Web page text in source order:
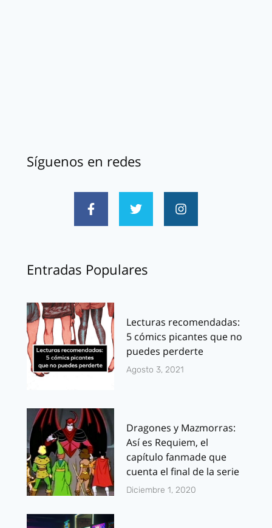
Síguenos en redes
Entradas Populares
Lecturas recomendadas:
5 cómics picantes que no
puedes perderte
Agosto 3, 2021
Dragones y Mazmorras:
Así es Requiem, el
capítulo fanmade que
cuenta el final de la serie
Diciembre 1, 2020